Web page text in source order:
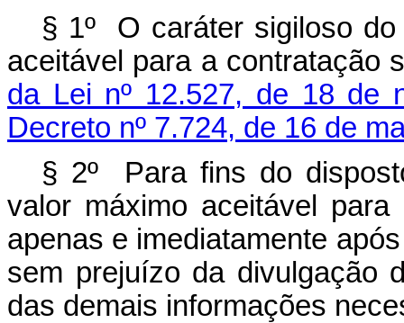
§ 1º O caráter sigiloso
aceitável para a contratação
da Lei nº 12.527, de 18 de
Decreto nº 7.724, de 16 de
§ 2º Para fins do
valor máximo aceitável
apenas e imediatamente
sem prejuízo da divulgação
das demais informações